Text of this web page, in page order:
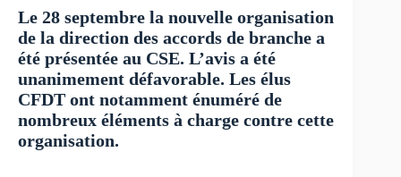
Le 28 septembre la nouvelle organisation
de la direction des accords de branche a
été présentée au CSE. L’avis a été
unanimement défavorable. Les élus
CFDT ont notamment énuméré de
nombreux éléments à charge contre cette
organisation.